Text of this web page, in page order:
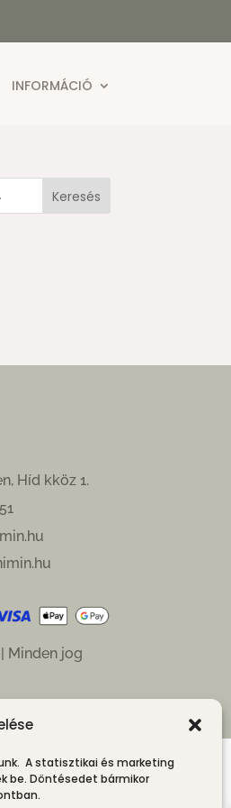
A statisztikai és marketing
be. Döntésedet bármikor
INFORMÁCIÓ
Keresés
Híd kköz 1.
Minden jog